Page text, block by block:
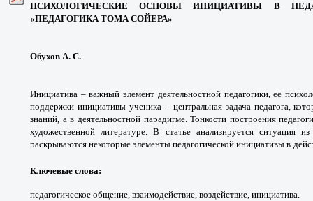
ПСИХОЛОГИЧЕСКИЕ ОСНОВЫ ИНИЦИАТИВЫ В
«ПЕДАГОГИКА ТОМА СОЙЕРА»
Обухов А. С.
Инициатива – важный элемент деятельностной педагогики, ее
поддержки инициативы ученика – центральная задача педагога,
знаний, а в деятельностной парадигме. Тонкости построения
художественной литературе. В статье анализируется ситуация
раскрываются некоторые элементы педагогической инициативы в
Ключевые слова:
педагогическое общение, взаимодействие, воздействие, инициатива.